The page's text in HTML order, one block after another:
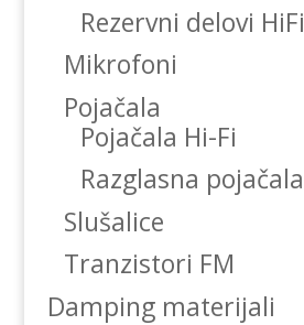
Rezervni delovi HiFi
Mikrofoni
Pojačala
Pojačala Hi-Fi
Razglasna pojačala
Slušalice
Tranzistori FM
Damping materijali